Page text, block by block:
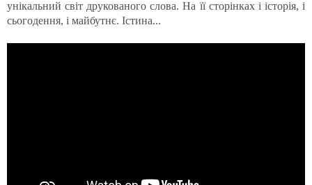
унікальний світ друкованого слова. На її сторінках і історія, і
сьогодення, і майбутнє. Істина...